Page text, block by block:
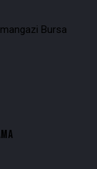
Bursa